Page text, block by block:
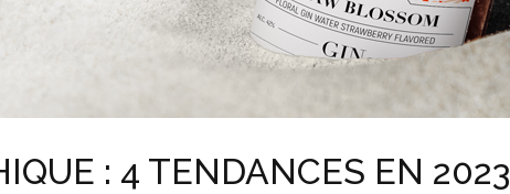
: 4 TENDANCES EN 2023